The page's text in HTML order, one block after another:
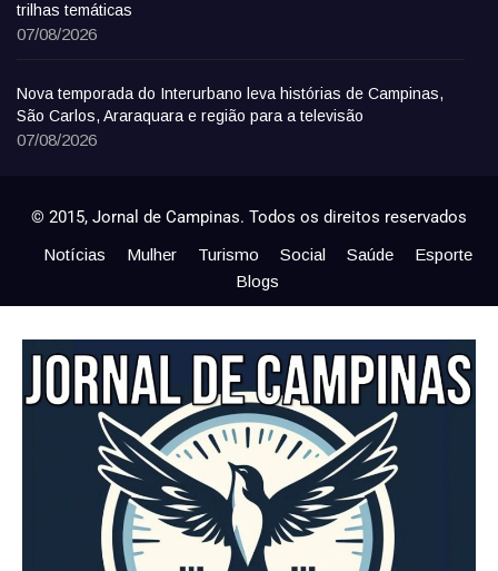
trilhas temáticas
07/08/2026
Nova temporada do Interurbano leva histórias de Campinas,
São Carlos, Araraquara e região para a televisão
07/08/2026
© 2015, Jornal de Campinas. Todos os direitos reservados
Notícias Mulher Turismo Social Saúde
Esporte
Blogs